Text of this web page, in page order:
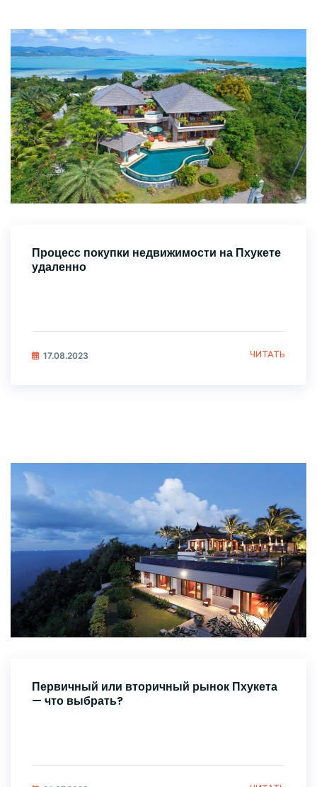
Процесс покупки недвижимости на Пхукете
удаленно
17.08.2023 ЧИТАТЬ
Первичный или вторичный рынок Пхукета
— что выбрать?